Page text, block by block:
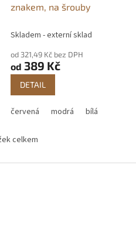
znakem, na šrouby
Skladem - externí sklad
od 321,49 Kč bez DPH
od 389 Kč
DETAIL
červená modrá bílá
O
l
celkem